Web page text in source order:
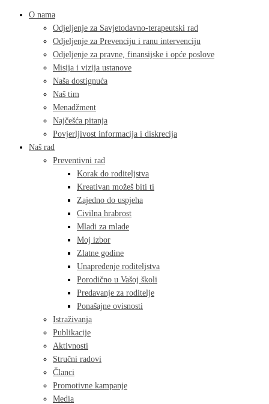
O nama
Odjeljenje za Savjetodavno-terapeutski rad
Odjeljenje za Prevenciju i ranu intervenciju
Odjeljenje za pravne, finansijske i opće poslove
Misija i vizija ustanove
Naša dostignuća
Naš tim
Menadžment
Najčešća pitanja
Povjerljivost informacija i diskrecija
Naš rad
Preventivni rad
Korak do roditeljstva
Kreativan možeš biti ti
Zajedno do uspjeha
Civilna hrabrost
Mladi za mlade
Moj izbor
Zlatne godine
Unapređenje roditeljstva
Porodično u Vašoj školi
Predavanje za roditelje
Ponašajne ovisnosti
Istraživanja
Publikacije
Aktivnosti
Stručni radovi
Članci
Promotivne kampanje
Media